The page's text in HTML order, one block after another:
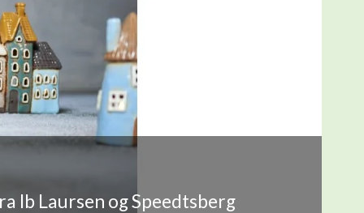
Ib Laursen og Speedtsberg